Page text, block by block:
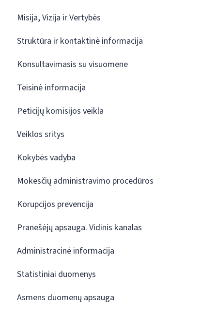
Misija, Vizija ir Vertybės
Struktūra ir kontaktinė informacija
Konsultavimasis su visuomene
Teisinė informacija
Peticijų komisijos veikla
Veiklos sritys
Kokybės vadyba
Mokesčių administravimo procedūros
Korupcijos prevencija
Pranešėjų apsauga. Vidinis kanalas
Administracinė informacija
Statistiniai duomenys
Asmens duomenų apsauga